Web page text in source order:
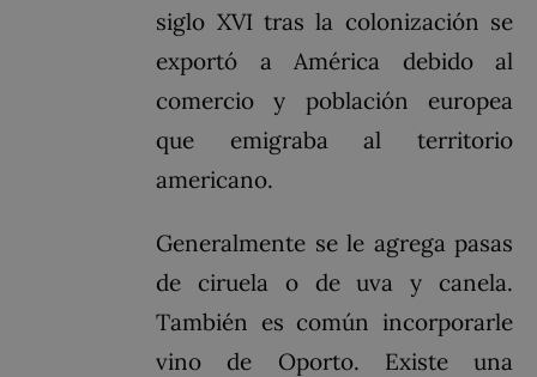
siglo XVI tras la colonización se
exportó a América debido al
comercio y población europea
que emigraba al territorio
americano.
Generalmente se le agrega pasas
de ciruela o de uva y canela.
También es común incorporarle
vino de Oporto. Existe una